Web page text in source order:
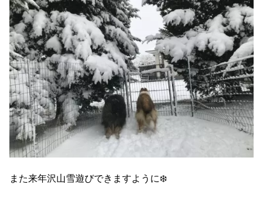
また来年沢山雪遊びできますように❄️